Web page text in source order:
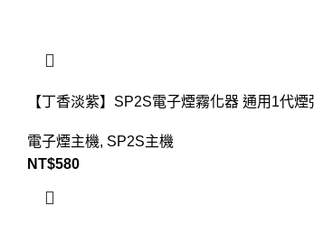
【丁香淡紫】SP2S電子煙霧化器 通用1代煙
電子煙主機, SP2S主機
NT$580